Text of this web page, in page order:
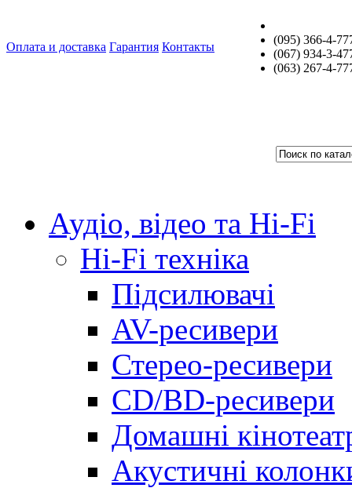
Оплата и доставка Гарантия Контакты
(095) 366-4-
(067) 934-3-
(063) 267-4-
Аудіо, відео та Hi-Fi
Hi-Fi техніка
Підсилювачі
AV-ресивери
Стерео-ресивери
CD/BD-ресивери
Домашні
Акустичні